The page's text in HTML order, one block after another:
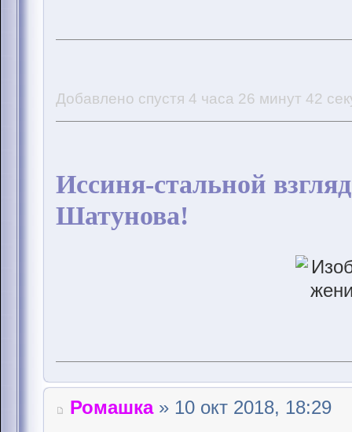
Добавлено спустя 4 часа 26 минут 42
Иссиня-стальной
Шатунова!
Ромашка» 10 окт 2018, 18:29